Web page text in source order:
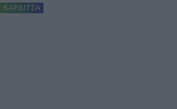
ΚΑΡΔΙΤΣΑ